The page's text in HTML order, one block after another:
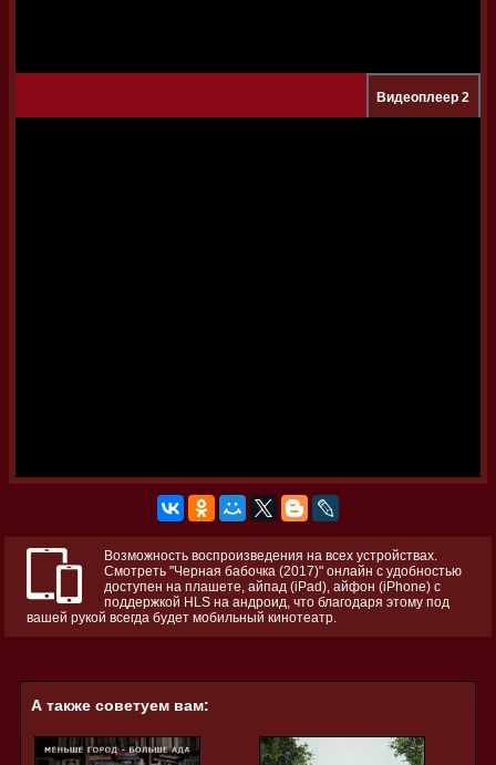
Видеоплеер 2
Возможность воспроизведения на всех устройствах.
Смотреть "Черная бабочка (2017)" онлайн с удобностью
доступен на плашете, айпад (iPad), айфон (iPhone) с
поддержкой HLS на андроид, что благодаря этому под
вашей рукой всегда будет мобильный кинотеатр.
А также советуем вам: